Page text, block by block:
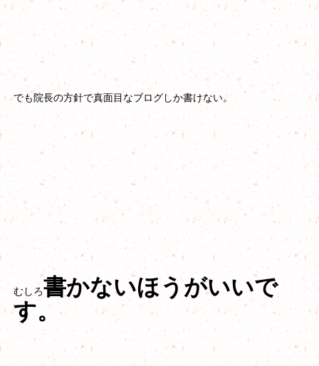
でも院長の方針で真面目なブログしか書けない。
むしろ書かないほうがいいで
す。